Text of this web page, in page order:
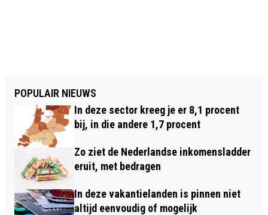
POPULAIR NIEUWS
In deze sector kreeg je er 8,1 procent
bij, in die andere 1,7 procent
Zo ziet de Nederlandse inkomensladder
eruit, met bedragen
In deze vakantielanden is pinnen niet
altijd eenvoudig of mogelijk